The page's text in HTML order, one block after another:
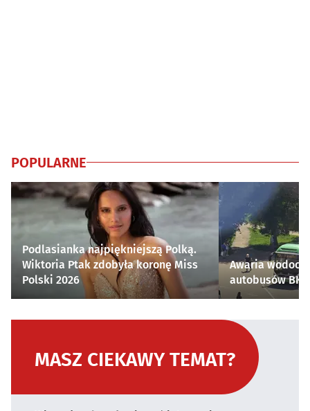
POPULARNE
Podlasianka najpiękniejszą Polką.
Wiktoria Ptak zdobyła koronę Miss
Polski 2026
Awaria
autobusów
MASZ CIEKAWY TEMAT?